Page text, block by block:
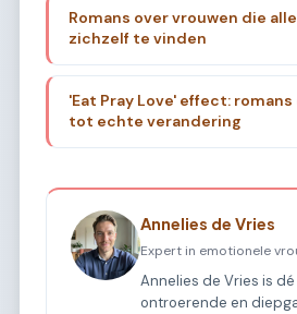
Romans over vrouwen die
zichzelf te vinden
'Eat Pray Love' effect:
tot echte verandering
Annelies de Vries
Expert in emotionele
Annelies de Vries is
ontroerende en